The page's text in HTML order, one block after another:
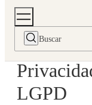
Nosso
LGPD